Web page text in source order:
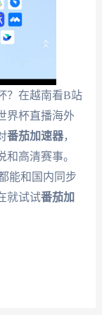
？在越南看B站
界杯直播海外
番茄加速器，
高清赛事。
能和国内同步
就试试番茄加